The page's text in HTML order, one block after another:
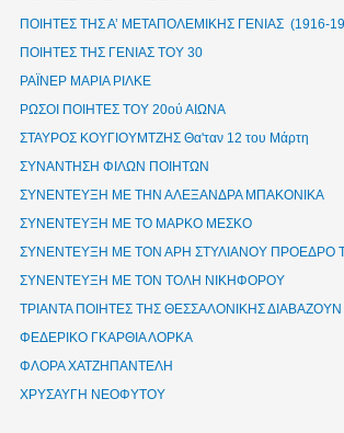
ΠΟΙΗΤΕΣ ΤΗΣ Α’ ΜΕΤΑΠΟΛΕΜΙΚΗΣ ΓΕΝΙΑΣ (1916-
ΠΟΙΗΤΕΣ ΤΗΣ ΓΕΝΙΑΣ ΤΟΥ 30
ΡΑΪΝΕΡ ΜΑΡΙΑ ΡΙΛΚΕ
ΡΩΣΟΙ ΠΟΙΗΤΕΣ ΤΟΥ 20ού ΑΙΩΝΑ
ΣΤΑΥΡΟΣ ΚΟΥΓΙΟΥΜΤΖΗΣ Θα'ταν 12 του Μάρτη
ΣΥΝΑΝΤΗΣΗ ΦΙΛΩΝ ΠΟΙΗΤΩΝ
ΣΥΝΕΝΤΕΥΞΗ ΜΕ ΤΗΝ ΑΛΕΞΑΝΔΡΑ ΜΠΑΚΟΝΙΚΑ
ΣΥΝΕΝΤΕΥΞΗ ΜΕ ΤΟ ΜΑΡΚΟ ΜΕΣΚΟ
ΣΥΝΕΝΤΕΥΞΗ ΜΕ ΤΟΝ ΑΡΗ ΣΤΥΛΙΑΝΟΥ ΠΡΟΕΔΡΟ
ΣΥΝΕΝΤΕΥΞΗ ΜΕ ΤΟΝ ΤΟΛΗ ΝΙΚΗΦΟΡΟΥ
ΤΡΙΑΝΤΑ ΠΟΙΗΤΕΣ ΤΗΣ ΘΕΣΣΑΛΟΝΙΚΗΣ
ΦΕΔΕΡΙΚΟ ΓΚΑΡΘΙΑ ΛΟΡΚΑ
ΦΛΟΡΑ ΧΑΤΖΗΠΑΝΤΕΛΗ
ΧΡΥΣΑΥΓΗ ΝΕΟΦΥΤΟΥ